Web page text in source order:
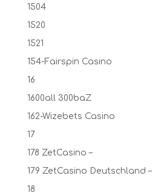
1504
1520
1521
154-Fairspin Casino
16
1600all 300baZ
162-Wizebets Casino
17
178 ZetCasino –
179 ZetCasino Deutschland –
18